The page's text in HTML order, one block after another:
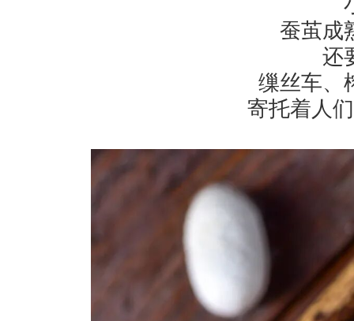
蚕茧成
还
缫丝车、
寄托着人